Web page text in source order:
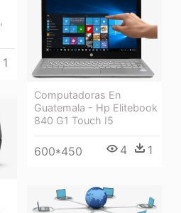
1
Computadoras En
Guatemala - Hp Elitebook
840 G1 Touch I5
600*450 4 1